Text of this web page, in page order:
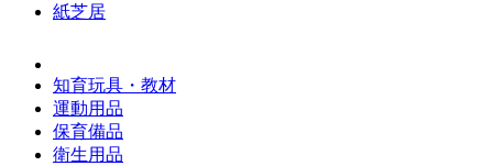
紙芝居
知育玩具・教材
運動用品
保育備品
衛生用品